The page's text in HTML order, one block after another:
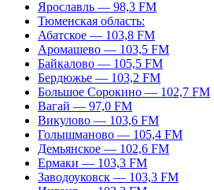
Ярославль — 98,3 FM
Тюменская область:
Абатское — 103,8 FM
Аромашево — 103,5 FM
Байкалово — 105,5 FM
Бердюжье — 103,2 FM
Большое Сорокино — 102,7 FM
Вагай — 97,0 FM
Викулово — 103,6 FM
Голышманово — 105,4 FM
Демьянское — 102,6 FM
Ермаки — 103,3 FM
Заводоуковск — 103,3 FM